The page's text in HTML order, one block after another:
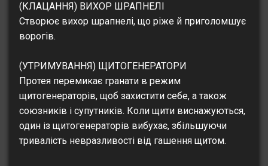
(КЛАЦАННЯ) ВИХОР ШРАПНЕЛІ
Створює вихор шрапнелі, що ріже й приголомшує
ворогів.
(УТРИМУВАННЯ) ЩИТОГЕНЕРАТОРИ
Протея перемикає гранати в режим
щитогенераторів, щоб захистити себе, а також
союзників і супутників. Коли щити виснажуються,
один із щитогенераторів вибухає, збільшуючи
тривалість невразливості від гашення щитом.